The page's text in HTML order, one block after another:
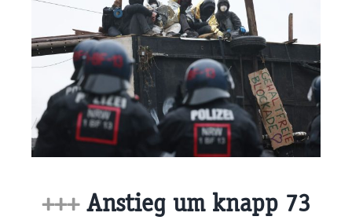
+++Anstieg um knapp 73